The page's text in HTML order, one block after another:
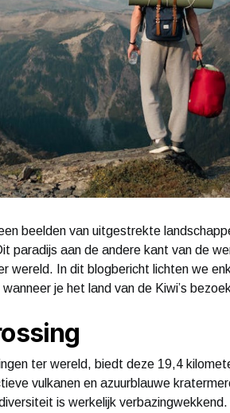
beelden van uitgestrekte
paradijs aan de andere kant van de
wereld. In dit blogbericht lichten we
je het land van de Kiwi’s
ter wereld, biedt deze 19,4
vulkanen en azuurblauwe
is werkelijk verbazingwekkend.